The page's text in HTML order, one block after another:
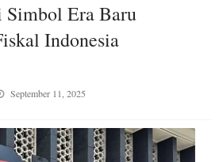
Simbol Era Baru
Indonesia
Posted
September 11, 2025